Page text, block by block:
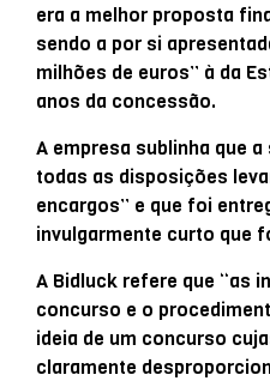
era a melhor proposta
sendo a por si
milhões de euros” à da
anos da concessão.
A empresa sublinha que
todas as disposições
encargos” e que foi
invulgarmente curto que
A Bidluck refere que “as
concurso e o
ideia de um concurso
claramente